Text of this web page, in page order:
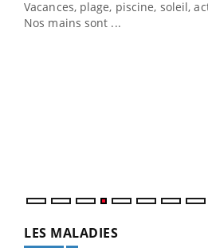
Vacances, plage, piscine, soleil,
Nos mains sont ...
LES MALADIES